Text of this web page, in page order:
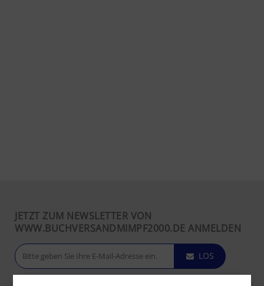
JETZT ZUM NEWSLETTER VON
WWW.BUCHVERSANDMIMPF2000.DE ANMELDEN
LOS